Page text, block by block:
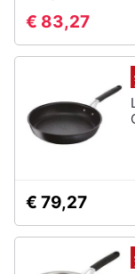
€ 83,27
€ 79,27